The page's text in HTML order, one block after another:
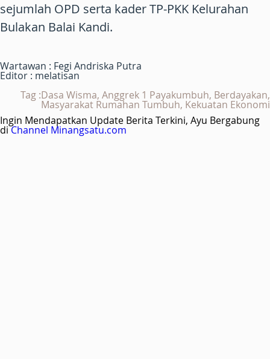
sejumlah OPD serta kader TP-PKK Kelurahan
Bulakan Balai Kandi.
Wartawan : Fegi Andriska Putra
Editor : melatisan
Tag :Dasa Wisma, Anggrek 1 Payakumbuh, Berdayakan,
Masyarakat Rumahan Tumbuh, Kekuatan Ekonomi
Ingin Mendapatkan Update Berita Terkini, Ayu Bergabung
diChannel Minangsatu.com